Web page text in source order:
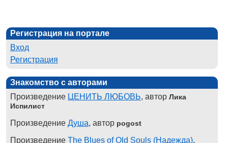
Регистрация на портале
Вход
Регистрация
Знакомство с авторами
Произведение ЦЕНИТЬ ЛЮБОВЬ, автор Лика
Испилист
Произведение Душа, автор pogost
Произведение The Blues of Old Souls (Надежда),